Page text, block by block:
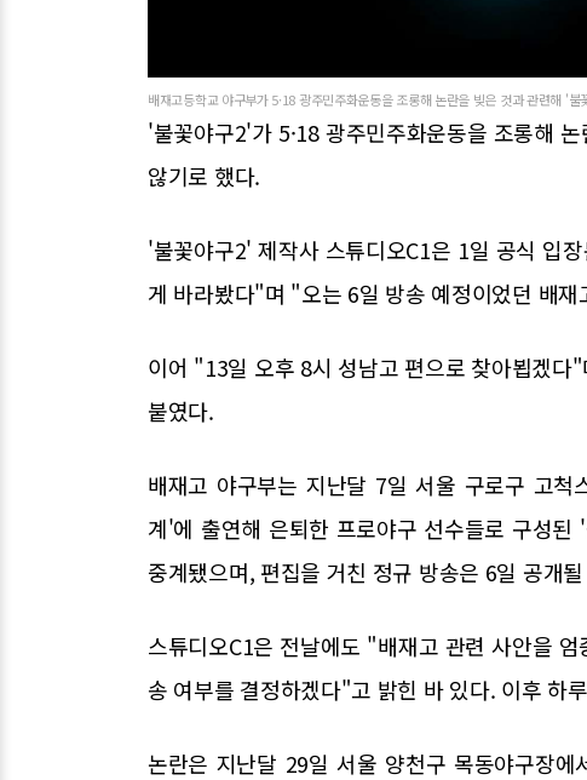
배재고등학교 야구부가 5·18 광주민주화운동을 조롱해 논란을 빚은 것과 관련해 '
'불꽃야구2'가 5·18 광주민주화운동을 조롱해
않기로 했다.
'불꽃야구2' 제작사 스튜디오C1은 1일 공식 입
게 바라봤다"며 "오는 6일 방송 예정이었던 배
이어 "13일 오후 8시 성남고 편으로 찾아뵙겠
붙였다.
배재고 야구부는 지난달 7일 서울 구로구 고척
계'에 출연해 은퇴한 프로야구 선수들로 구성
중계됐으며, 편집을 거친 정규 방송은 6일 공개
스튜디오C1은 전날에도 "배재고 관련 사안을
송 여부를 결정하겠다"고 밝힌 바 있다. 이후 하
논란은 지난달 29일 서울 양천구 목동야구장